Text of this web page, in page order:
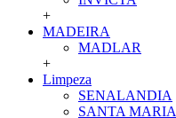
+
MADEIRA
MADLAR
+
Limpeza
SENALANDIA
SANTA MARIA